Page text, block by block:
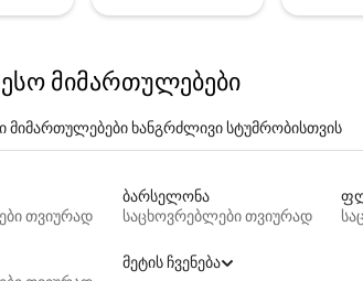
მიმართულებები
ხანგრძლივი სტუმრობისთვის
თვიურად
ბარსელონა
საცხოვრებლები თვიურად
მეტის ჩვენება